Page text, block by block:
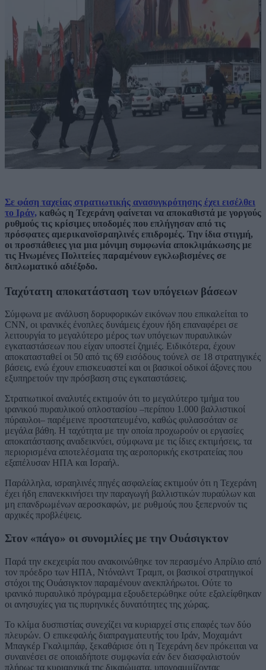
Σε φάση ταχείας στρατιωτικής ανασυγκρότησης έχει εισέλθει
το Ιράν, καθώς η Τεχεράνη φαίνεται να αποκαθιστά με γοργούς
ρυθμούς τις κρίσιμες υποδομές που επλήγησαν από τις
πρόσφατες αμερικανοϊσραηλινές επιδρομές. Την ίδια στιγμή,
οι προσπάθειες για μια μόνιμη συμφωνία αποκλιμάκωσης με
τις Ηνωμένες Πολιτείες παραμένουν εγκλωβισμένες σε
διπλωματικό αδιέξοδο.
Ταχύτατη αποκατάσταση των υπόγειων βάσεων
Σύμφωνα με ανάλυση δορυφορικών εικόνων που επικαλείται το
CNN, οι ιρανικές ένοπλες δυνάμεις έχουν ήδη επαναφέρει σε
λειτουργία το μεγαλύτερο μέρος των υπόγειων πυραυλικών
εγκαταστάσεων που είχαν υποστεί ζημιές. Ειδικότερα, έχουν
αποκατασταθεί οι 50 από τις 69 εισόδους τούνελ σε 18 στρατηγικές
βάσεις, ενώ έχουν επισκευαστεί και οι βασικοί οδικοί άξονες που
εξυπηρετούν την πρόσβαση στις εγκαταστάσεις.
Στρατιωτικοί αναλυτές εκτιμούν ότι το μεγαλύτερο τμήμα του
ιρανικού πυραυλικού οπλοστασίου –περίπου 1.000 βαλλιστικοί
πύραυλοι– παρέμεινε προστατευμένο, καθώς φυλασσόταν σε
μεγάλα βάθη. Η ταχύτητα με την οποία προχωρούν οι εργασίες
αποκατάστασης αναδεικνύει, σύμφωνα με τις ίδιες εκτιμήσεις, τα
περιορισμένα αποτελέσματα της αεροπορικής εκστρατείας που
εξαπέλυσαν ΗΠΑ και Ισραήλ.
Παράλληλα, ισραηλινές πηγές ασφαλείας εκτιμούν ότι η Τεχεράνη
έχει ήδη επανεκκινήσει την παραγωγή βαλλιστικών πυραύλων και
μη επανδρωμένων αεροσκαφών, με ρυθμούς που ξεπερνούν τις
αρχικές προβλέψεις.
Στον «πάγο» οι συνομιλίες με την Ουάσιγκτον
Παρά την εκεχειρία που ανακοινώθηκε τον περασμένο Απρίλιο από
τον πρόεδρο των ΗΠΑ, Ντόναλντ Τραμπ, οι βασικοί στρατηγικοί
στόχοι της Ουάσιγκτον παραμένουν ανεκπλήρωτοι. Ούτε το
ιρανικό πυραυλικό πρόγραμμα εξουδετερώθηκε ούτε εξαλείφθηκαν
οι ανησυχίες για τις πυρηνικές δυνατότητες της χώρας.
Το κλίμα δυσπιστίας συνεχίζει να κυριαρχεί στις επαφές των δύο
πλευρών. Ο επικεφαλής διαπραγματευτής του Ιράν, Μοχαμάντ
Μπαγκέρ Γκαλιμπάφ, ξεκαθάρισε ότι η Τεχεράνη δεν πρόκειται να
συναινέσει σε οποιαδήποτε συμφωνία εάν δεν διασφαλιστούν
πλήρως τα κυριαρχικά της δικαιώματα, υπογραμμίζοντας